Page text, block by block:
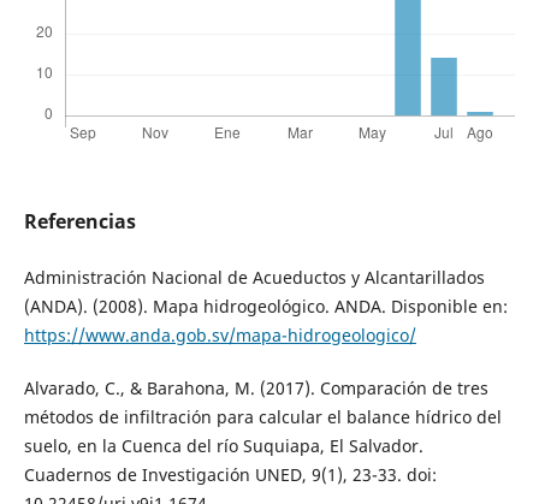
Referencias
Administración Nacional de Acueductos y Alcantarillados
(ANDA). (2008). Mapa hidrogeológico. ANDA. Disponible en:
https://www.anda.gob.sv/mapa-hidrogeologico/
Alvarado, C., & Barahona, M. (2017). Comparación de tres
métodos de infiltración para calcular el balance hídrico del
suelo, en la Cuenca del río Suquiapa, El Salvador.
Cuadernos de Investigación UNED, 9(1), 23-33. doi: